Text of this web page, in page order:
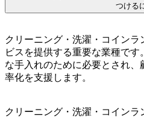
つける
クリーニング・洗濯・コイン
ビスを提供する重要な業種で
な手入れのために必要とされ
率化を支援します。
クリーニング・洗濯・コイン